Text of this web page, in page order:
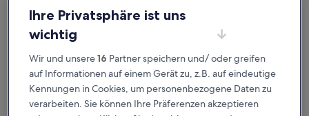
Hotel Murano
4.5
out
Downtown Tacoma
0,31 km vom Stadtzentrum
8,6/10 Großartig! (3.103 Bewertungen)
out
of
5
Eastside
Top-Hotels in Bellevue
Ihre Privatsphäre ist uns
wichtig
Wir und unsere16 Partner speichern und/ oder greifen
auf Informationen auf einem Gerät zu, z.B. auf eindeutige
Kennungen in Cookies, um personenbezogene Daten zu
verarbeiten. Sie können Ihre Präferenzen akzeptieren